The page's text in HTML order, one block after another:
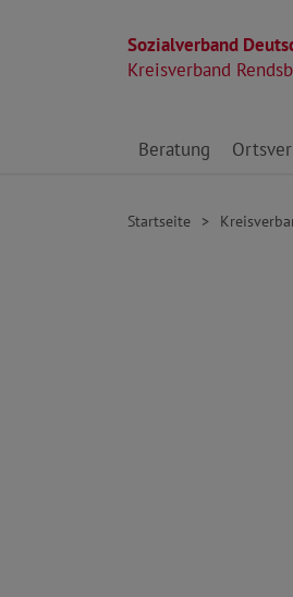
Sozialverband
Kreisverband
Direkt zu den
Beratung
Startseite